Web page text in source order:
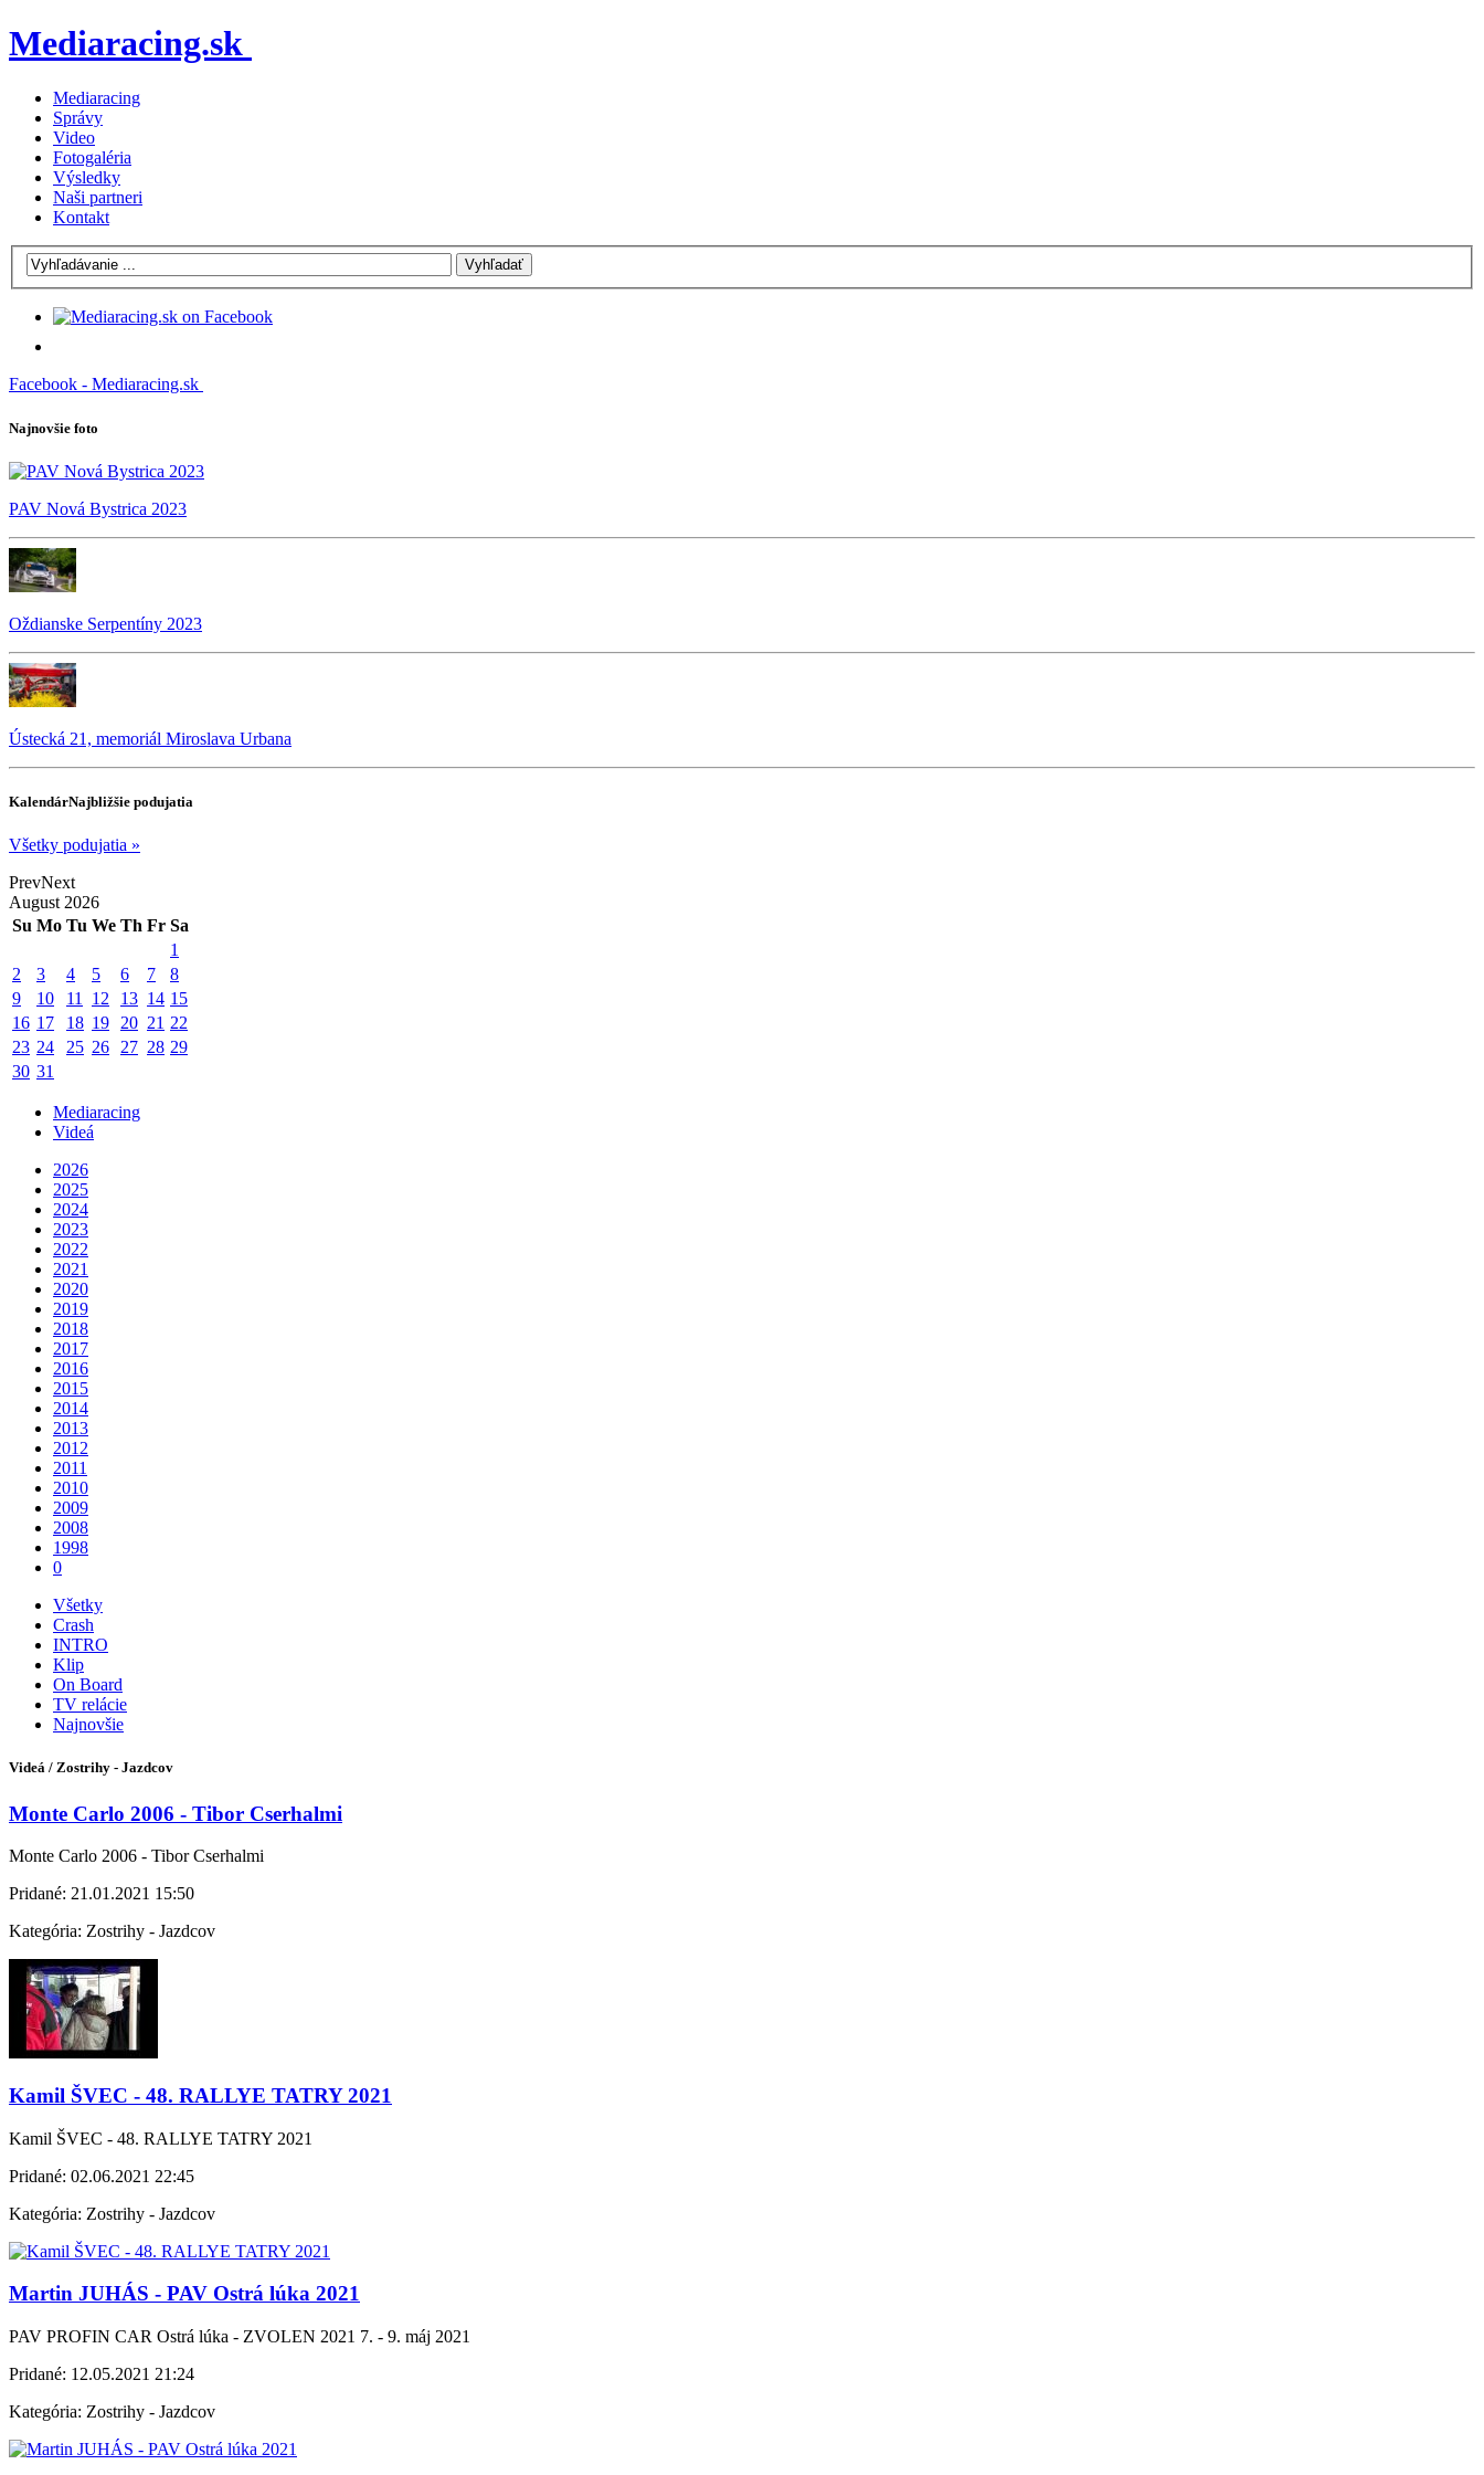
Mediaracing.sk
Mediaracing
Správy
Video
Fotogaléria
Výsledky
Naši partneri
Kontakt
Facebook - Mediaracing.sk
Najnovšie foto
PAV Nová Bystrica 2023
Oždianske Serpentíny 2023
Ústecká 21, memoriál Miroslava Urbana
KalendárNajbližšie podujatia
Všetky podujatia »
PrevNext
August 2026
Su Mo Tu We Th Fr Sa
1
2
3 4 5 6 7
8
9
10 11 12 13 14 15
16 17 18 19 20 21 22
23 24 25 26 27 28 29
30 31
Mediaracing
Videá
2026
2025
2024
2023
2022
2021
2020
2019
2018
2017
2016
2015
2014
2013
2012
2011
2010
2009
2008
1998
0
Všetky
Crash
INTRO
Klip
On Board
TV relácie
Najnovšie
Videá / Zostrihy - Jazdcov
Monte Carlo 2006 - Tibor Cserhalmi
Monte Carlo 2006 - Tibor Cserhalmi
Pridané: 21.01.2021 15:50
Kategória: Zostrihy - Jazdcov
Kamil ŠVEC - 48. RALLYE TATRY 2021
Kamil ŠVEC - 48. RALLYE TATRY 2021
Pridané: 02.06.2021 22:45
Kategória: Zostrihy - Jazdcov
Martin JUHÁS - PAV Ostrá lúka 2021
PAV PROFIN CAR Ostrá lúka - ZVOLEN 2021 7. - 9. máj 2021
Pridané: 12.05.2021 21:24
Kategória: Zostrihy - Jazdcov